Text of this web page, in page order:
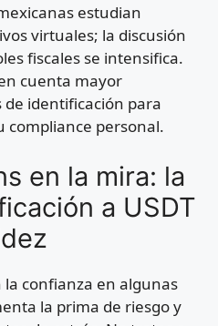
estudian
virtuales; la discusión
fiscales se intensifica.
cuenta mayor
identificación para
compliance personal.
en la mira: la
a USDT
confianza en algunas
la prima de riesgo y